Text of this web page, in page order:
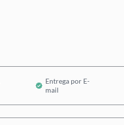
Entrega por E-
mail